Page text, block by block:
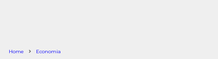
Home Economia